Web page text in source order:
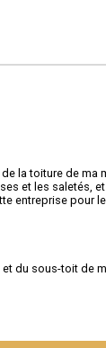
la toiture de
et les saletés,
entreprise pour
du sous-toit de